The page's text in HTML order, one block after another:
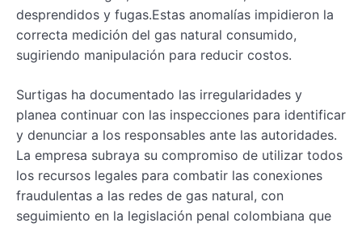
desprendidos y fugas.Estas anomalías impidieron la
correcta medición del gas natural consumido,
sugiriendo manipulación para reducir costos.
Surtigas ha documentado las irregularidades y
planea continuar con las inspecciones para identificar
y denunciar a los responsables ante las autoridades.
La empresa subraya su compromiso de utilizar todos
los recursos legales para combatir las conexiones
fraudulentas a las redes de gas natural, con
seguimiento en la legislación penal colombiana que